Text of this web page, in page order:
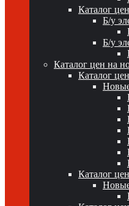
Каталог
Б/у
Б/у
Каталог цен на
Каталог
Каталог